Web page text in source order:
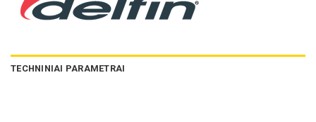
TECHNINIAI PARAMETRAI